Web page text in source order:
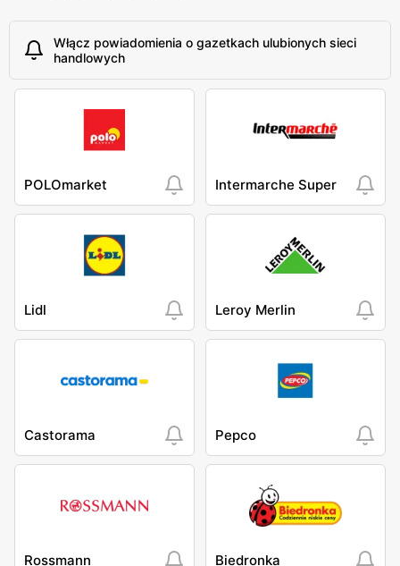
Włącz powiadomienia o gazetkach ulubionych sieci
handlowych
POLOmarket Intermarche Super
Lidl Leroy Merlin
Castorama Pepco
Rossmann Biedronka